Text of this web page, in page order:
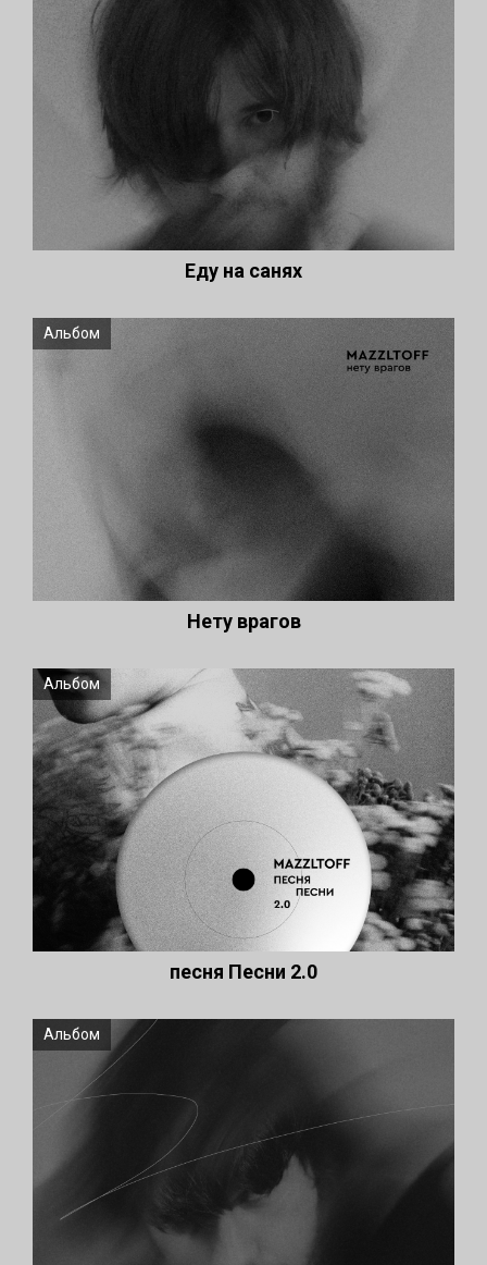
Еду на санях
Альбом
Нету врагов
Альбом
песня Песни 2.0
Альбом